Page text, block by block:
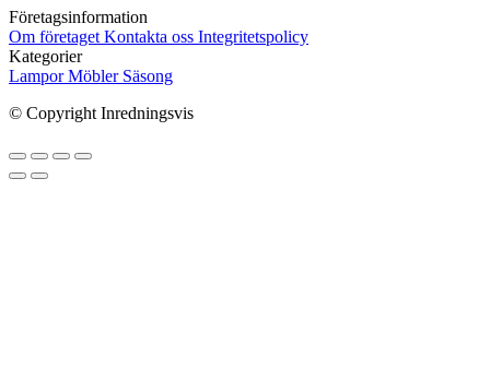
Företagsinformation
Om företaget Kontakta oss Integritetspolicy
Kategorier
LamporMöbler Säsong
© Copyright Inredningsvis